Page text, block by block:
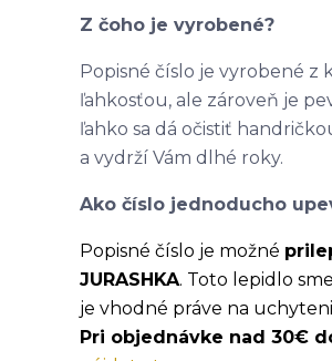
Z čoho je vyrobené?
Popisné číslo je vyrobené z
ľahkosťou, ale zároveň je
ľahko sa dá očistiť
a vydrží Vám dlhé roky.
Ako číslo jednoducho
Popisné číslo je možné
JURASHKA. Toto lepidlo
je vhodné práve na
Pri objednávke nad 30€